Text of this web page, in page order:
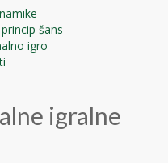
šans
igro
igralne